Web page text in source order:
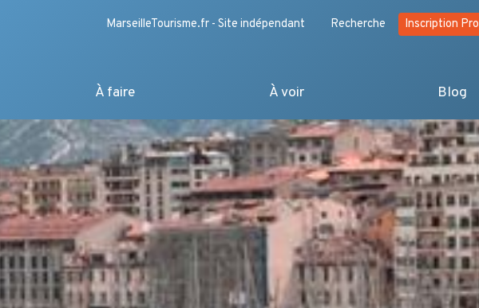
MarseilleTourisme.fr - Site indépendant Recherche Inscription Pro
À faire À voir Blog